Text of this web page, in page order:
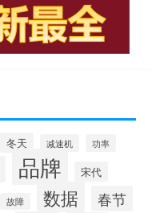
冬天 减速机 功率
品牌 宋代
故障 数据 春节